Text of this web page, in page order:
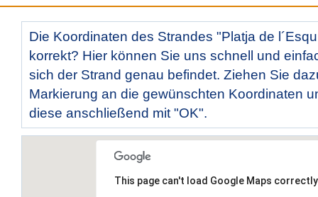
Die Koordinaten des Strandes "Platja de
korrekt? Hier können Sie uns schnell und
sich der Strand genau befindet. Ziehen Sie
Markierung an die gewünschten Koordinaten
diese anschließend mit "OK".
This page can't load Google Maps